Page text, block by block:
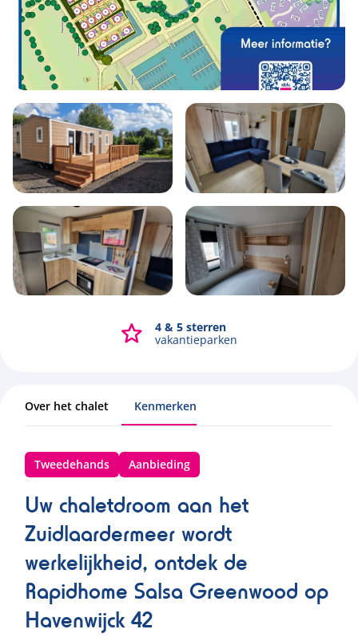
4 1 2 32m2
Bekijk alle foto's
4 & 5 sterren
vakantieparken
Over het chalet Kenmerken
Tweedehands Aanbieding
Uw chaletdroom aan het
Zuidlaardermeer wordt
werkelijkheid, ontdek de
Rapidhome Salsa Greenwood op
Havenwijck 42